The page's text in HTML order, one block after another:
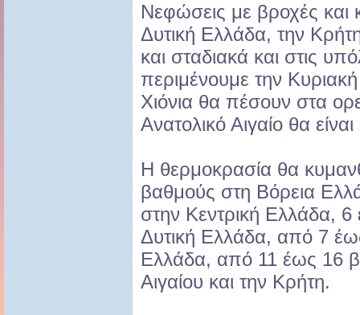
Νεφώσεις με βροχές και
Δυτική Ελλάδα, την
και σταδιακά και στις
περιμένουμε την
Χιόνια θα πέσουν στα
Ανατολικό Αιγαίο θα
Η θερμοκρασία θα
βαθμούς στη Βόρεια
στην Κεντρική Ελλάδα,
Δυτική Ελλάδα, από 7
Ελλάδα, από 11 έως 16
Αιγαίου και την Κρήτη.